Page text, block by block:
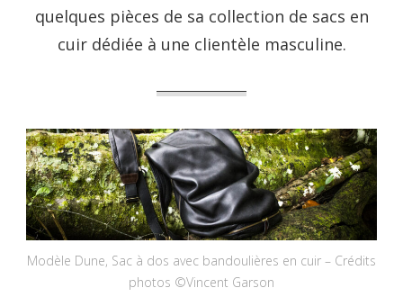
quelques pièces de sa collection de sacs en
cuir dédiée à une clientèle masculine.
Modèle Dune, Sac à dos avec bandoulières en cuir – Crédits
photos ©Vincent Garson